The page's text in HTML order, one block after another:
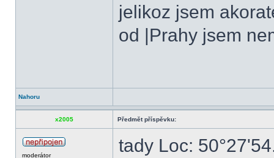
jelikoz jsem
od |Prahy jsem
Nahoru
x2005 Předmět příspěvku:
moderátor tady Loc: